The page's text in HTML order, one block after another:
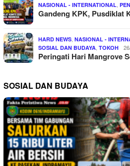
NASIONAL - INTERNATIONAL,
Gandeng KPK, Pusdiklat
HARD NEWS, NASIONAL -
SOSIAL DAN BUDAYA, TOKOH
Peringati Hari Mangrove
SOSIAL DAN BUDAYA